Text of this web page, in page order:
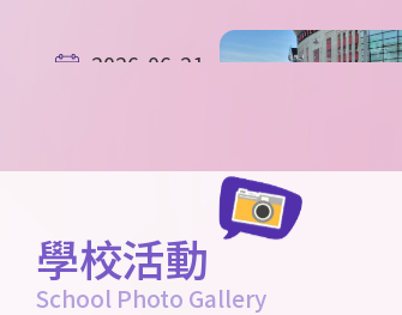
2026-06-21
學校活動
School Photo Gallery